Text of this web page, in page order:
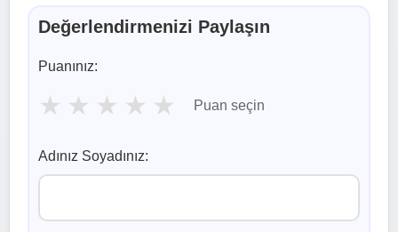
Değerlendirmenizi Paylaşın
Puanınız:
★ ★ ★ ★ ★ Puan seçin
Adınız Soyadınız: